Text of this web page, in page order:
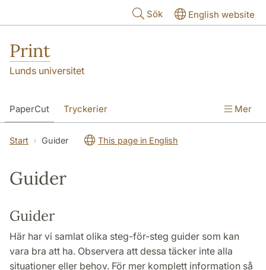
Sök English website
Print
Lunds universitet
PaperCut Tryckerier Mer
Start Guider This page in English
Guider
Guider
Här har vi samlat olika steg-för-steg guider som kan
vara bra att ha. Observera att dessa täcker inte alla
situationer eller behov. För mer komplett information så